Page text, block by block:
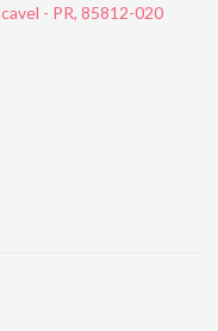
- PR, 85812-020